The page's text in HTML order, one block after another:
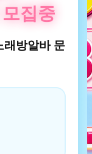
집중
래방알바 문